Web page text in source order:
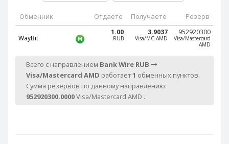
Обменник Отдаете Получаете Резерв
WayBit
1.00
RUB
3.9037
Visa/MC AMD
952920300
Visa/Mastercard
AMD
Всего с направлением Bank Wire RUB
Visa/Mastercard AMD работает1 обменных пунктов.
Сумма резервов по данному направлению:
952920300.0000Visa/Mastercard AMD .
PayPal CHF
PayPal MYR
Webmoney WMR
Webmoney WME
Webmoney WMU
PayPal CHF
PayPal MYR
Webmoney WMR
Webmoney WME
Webmoney WMU